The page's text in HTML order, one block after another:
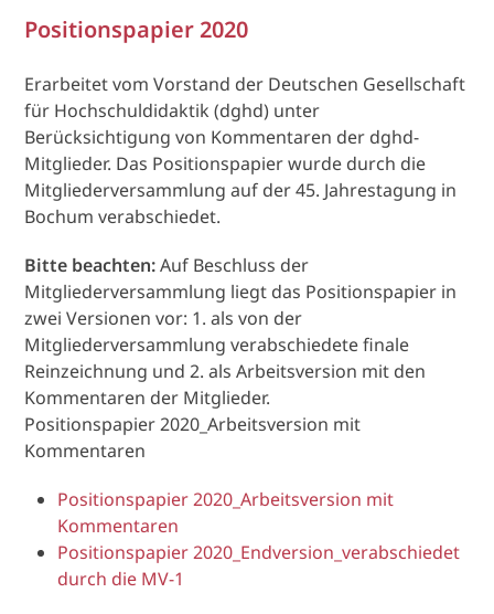
Positionspapier 2020
Erarbeitet vom Vorstand der Deutschen Gesellschaft
für Hochschuldidaktik (dghd) unter
Berücksichtigung von Kommentaren der dghd-
Mitglieder. Das Positionspapier wurde durch die
Mitgliederversammlung auf der 45. Jahrestagung in
Bochum verabschiedet.
Bitte beachten:Auf Beschluss der
Mitgliederversammlung liegt das Positionspapier in
zwei Versionen vor: 1. als von der
Mitgliederversammlung verabschiedete finale
Reinzeichnung und 2. als Arbeitsversion mit den
Kommentaren der Mitglieder.
Positionspapier 2020_Arbeitsversion mit
Kommentaren
Positionspapier 2020_Arbeitsversion mit
Kommentaren
Positionspapier 2020_Endversion_verabschiedet
durch die MV-1